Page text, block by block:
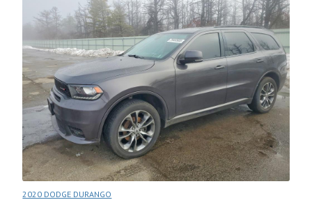
2020 DODGE DURANGO